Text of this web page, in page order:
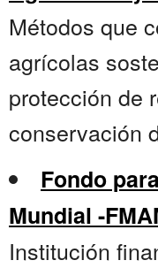
Métodos que
agrícolas
protección de
conservación
Fondo
Mundial -
Institución